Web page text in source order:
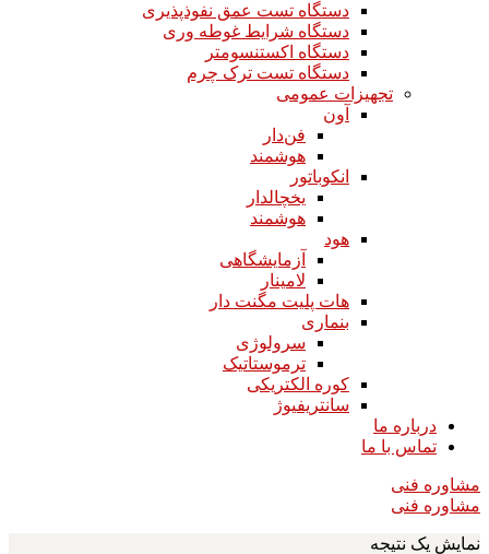
دستگاه تست عمق نفوذپذیری
دستگاه شرایط غوطه وری
دستگاه اکستنسومتر
دستگاه تست ترک چرم
تجهیزات عمومی
آون
فن‌دار
هوشمند
انکوباتور
یخچالدار
هوشمند
هود
آزمایشگاهی
لامینار​​​​​​​
هات پلیت مگنت دار​​​​​​​
بنماری
سرولوژی
ترموستاتیک
کوره الکتریکی
سانتریفیوژ
درباره ما
تماس با ما
مشاوره فنی
مشاوره فنی
نمایش یک نتیجه